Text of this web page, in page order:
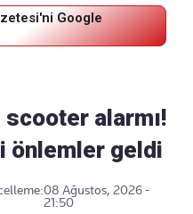
Google
alarmı!
önlemler geldi
08 Ağustos, 2026 -
21:50